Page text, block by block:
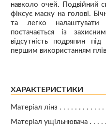
навколо очей. Подвійний
фіксує маску на голові.
та легко налаштувати
постачається із
відсутність подряпин
першим використанням
ХАРАКТЕРИСТИКИ
Матеріал лінз
Матеріал ущільнювача